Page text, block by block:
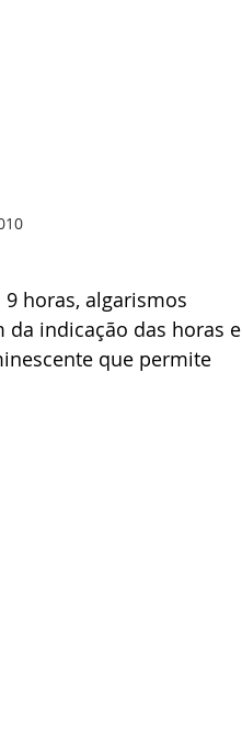
horas, algarismos
da indicação das horas e
que permite